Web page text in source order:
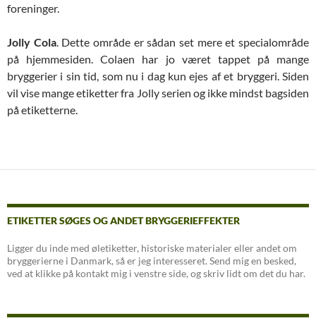
foreninger.
Jolly Cola. Dette område er sådan set mere et specialområde
på hjemmesiden. Colaen har jo været tappet på mange
bryggerier i sin tid, som nu i dag kun ejes af et bryggeri. Siden
vil vise mange etiketter fra Jolly serien og ikke mindst bagsiden
på etiketterne.
ETIKETTER SØGES OG ANDET BRYGGERIEFFEKTER
Ligger du inde med øletiketter, historiske materialer eller andet om
bryggerierne i Danmark, så er jeg interesseret. Send mig en besked,
ved at klikke på kontakt mig i venstre side, og skriv lidt om det du har.